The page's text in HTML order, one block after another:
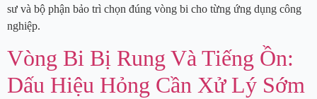
sư và bộ phận bảo trì chọn đúng vòng bi cho từng ứng dụng công
nghiệp.
Vòng Bi Bị Rung Và Tiếng Ồn:
Dấu Hiệu Hỏng Cần Xử Lý Sớm